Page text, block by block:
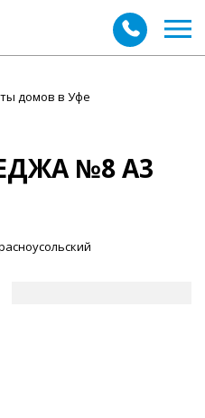
домов в Уфе
№8 А3